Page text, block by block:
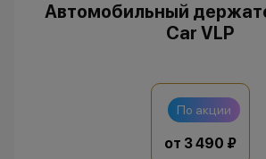
Автомобильный
Car VLP
По акции
от 3 490 ₽